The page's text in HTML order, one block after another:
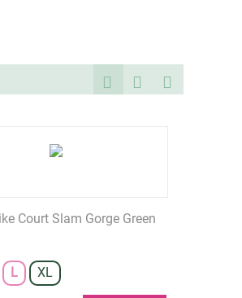
Court Slam Gorge Green
L XL